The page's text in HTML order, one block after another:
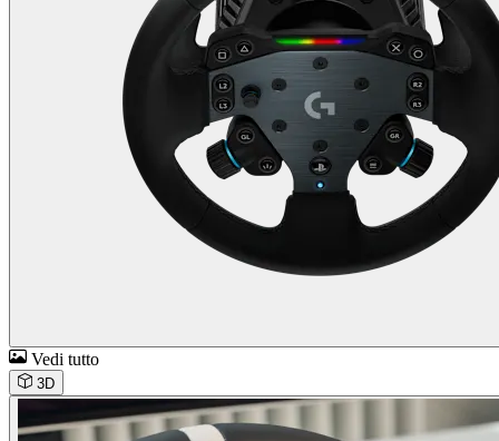
Vedi tutto
3D